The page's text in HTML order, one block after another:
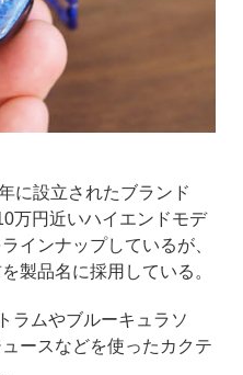
に設立されたブランド
万円近いハイエンドモデ
インナップしているが、
製品名に採用している。
ラムやブルーキュラソ
ースなどを使ったカクテ